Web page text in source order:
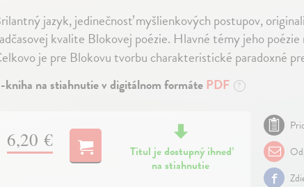
jazyk, jedinečnosť myšlienkových postupov,
kvalite Blokovej poézie. Hlavné témy jeho
je pre Blokovu tvorbu charakteristické paradoxné
kniha na stiahnutie v digitálnom formátePDF ?
6,20 €
Titul je dostupný ihneď
na stiahnutie